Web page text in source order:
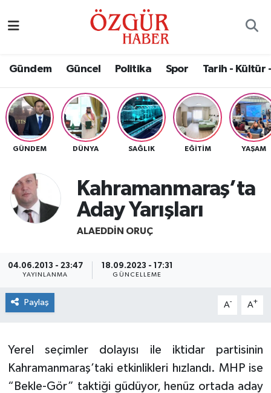
Gündem Güncel Politika Spor Tarih - Kültür
GÜNDEM DÜNYA SAĞLIK EĞITIM YAŞAM
Kahramanmaraş’ta
Aday Yarışları
ALAEDDIN ORUÇ
04.06.2013 - 23:47
YAYINLANMA
18.09.2023 - 17:31
GÜNCELLEME
Paylaş A- A+
Yerel seçimler dolayısı ile iktidar partisinin
Kahramanmaraş’taki etkinlikleri hızlandı. MHP ise
“Bekle-Gör” taktiği güdüyor, henüz ortada aday
Eğitim
Ekonomi
Gündem
Politika
Sağlık
Tarih - Kültür - Sanat - Turizm
Yaşam
Nöbetçi Eczaneler
Namaz Vakitleri
Trafik Durumu
Tüm Manşetler
Son Dakika Haberleri
Haber Arşivi